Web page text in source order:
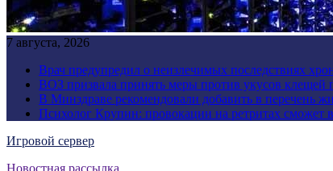
7 августа, 2026
Врач предупредил о неизлечимых последствиях
ВОЗ призвала принять меры против укусов
В Минздраве рекомендовали добавить в перечень
Психолог Крупин: провокации на ретритах сможет
Игровой сервер
Новостная рассылка